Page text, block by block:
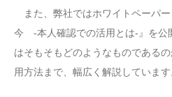
また、弊社ではホワイトペーパ
今 -本人確認での活用とは-』を公
はそもそもどのようなものである
用方法まで、幅広く解説しています